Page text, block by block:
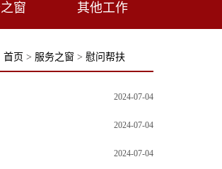
窗 其他工作
首页 > 服务之窗 > 慰问帮扶
2024-07-04
2024-07-04
2024-07-04